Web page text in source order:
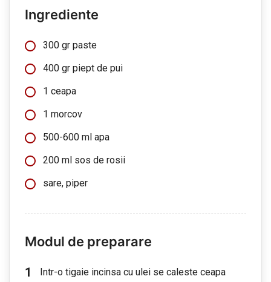
Ingrediente
300 gr paste
400 gr piept de pui
1 ceapa
1 morcov
500-600 ml apa
200 ml sos de rosii
sare, piper
Modul de preparare
Intr-o tigaie incinsa cu ulei se caleste ceapa